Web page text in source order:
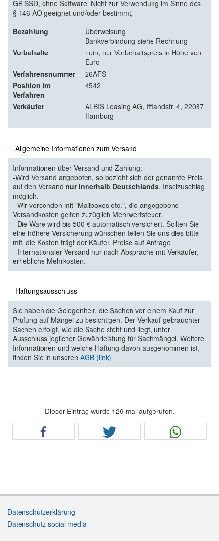
GB SSD, ohne Software, Nicht zur Verwendung im Sinne des
§ 146 AO geeignet und/oder bestimmt,
Bezahlung
Überweisung
Bankverbindung siehe Rechnung
Vorbehalte
nein, nur Vorbehaltspreis in Höhe von
Euro
Verfahrensnummer
26AFS
Position im
Verfahren
4542
Verkäufer
ALBIS Leasing AG, Ifflandstr. 4, 22087
Hamburg
Allgemeine Informationen zum Versand
Informationen über Versand und Zahlung:
-Wird Versand angeboten, so bezieht sich der genannte Preis
auf den Versand nur innerhalb Deutschlands, Inselzuschlag
möglich.
- Wir versenden mit "Mailboxes etc.", die angegebene
Versandkosten gelten zuzüglich Mehrwertsteuer.
- Die Ware wird bis 500 € automatisch versichert. Sollten Sie
eine höhere Versicherung wünschen teilen Sie uns dies bitte
mit, die Kosten trägt der Käufer. Preise auf Anfrage
- Internationaler Versand nur nach Absprache mit Verkäufer,
erhebliche Mehrkosten.
Haftungsausschluss
Sie haben die Gelegenheit, die Sachen vor einem Kauf zur
Prüfung auf Mängel zu besichtigen. Der Verkauf gebrauchter
Sachen erfolgt, wie die Sache steht und liegt, unter
Ausschluss jeglicher Gewährleistung für Sachmängel. Weitere
Informationen und welche Haftung davon ausgenommen ist,
finden Sie in unseren AGB (link)
Dieser Eintrag wurde 129 mal aufgerufen.
Datenschutzerklärung
Datenschutz social media